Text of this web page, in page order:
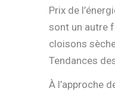
Prix de
sont un autre
cloisons
Tendances
À l’approche